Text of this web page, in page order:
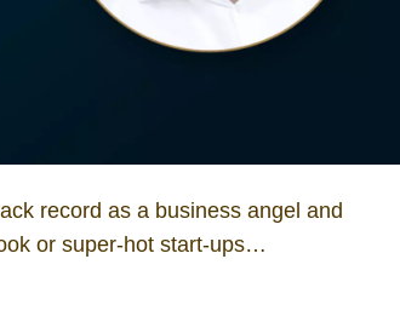
record as a business angel and
or super-hot start-ups…